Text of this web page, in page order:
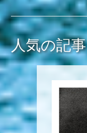
人気の記事